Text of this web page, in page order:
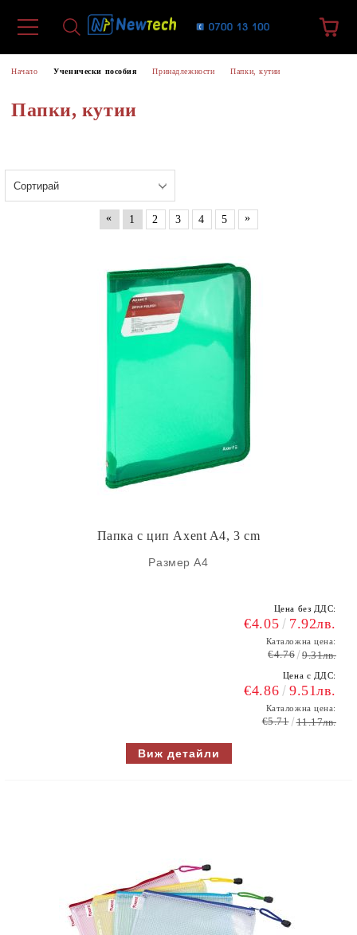
Начало Ученически пособия Принадлежности Папки, кутии
Папки, кутии
« 1 2 3 4 5 »
Папка с цип Axent A4, 3 cm
Размер А4
Цена без ДДС:
€4.05 7.92лв.
Каталожна цена:
€4.76 9.31лв.
Цена с ДДС:
€4.86 9.51лв.
Каталожна цена:
€5.71 11.17лв.
Виж детайли